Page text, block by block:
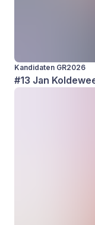
Kandidaten GR2026
#13 Jan